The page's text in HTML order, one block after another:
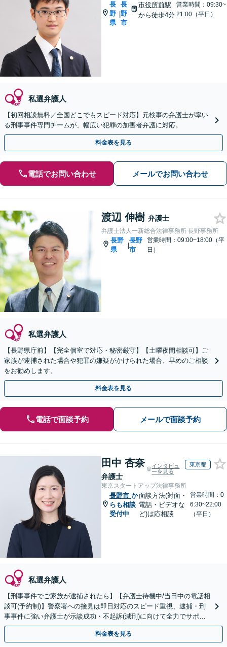
長
野
県
|
長
野
市
市役所前駅
から徒歩4分
営業時間：09:30~
21:00（平日）
私選弁護人
【初回相談無料／全国どこでもスピード対応】元検事の弁護士が率い
る刑事事件専門チームが、幅広い犯罪の加害者弁護に対応。
料金表を見る
電話でお問い合わせ メールでお問い合わせ
渡辺 伸樹 弁護士
弁護士法人一新総合法律事務所 長野事務所
長野
県
|
長野
市
営業時間：09:00~18:00（平
日）
私選弁護人
【長野県庁前】【完全個室で対応・秘密厳守】【土曜夜間相談可】ご
家族が逮捕された場合や犯罪の嫌疑がかけられた場合、早めのご相談
をお勧めします。
料金表を見る
電話で面談予約 メールで面談予約
田中 杏奈
弁護士
インタビュ
ーを見る
東京都
東京スタートアップ法律事務所
長野市 か
らも相談
受付中
面談方法(対面・
電話・ビデオな
ど)は応相談
営業時間：0
6:30~22:00
（平日）
私選弁護人
【刑事事件でご家族が逮捕されたら】【弁護士待機中/当日中の電話相
談可(予約制)】警察署への接見は即日対応のスピード重視、逮捕・刑
事事件に強い弁護士が示談成功・不起訴(減刑)に向けて全力でサポー
トします。【加害者側の相談専門】
料金表を見る